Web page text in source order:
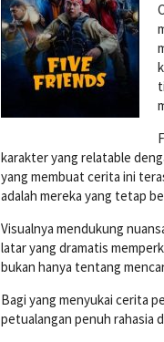
karakter yang relatable
yang membuat cerita ini
adalah mereka yang tetap
Visualnya mendukung
latar yang dramatis
bukan hanya tentang
Bagi yang menyukai cerita
petualangan penuh rahasia